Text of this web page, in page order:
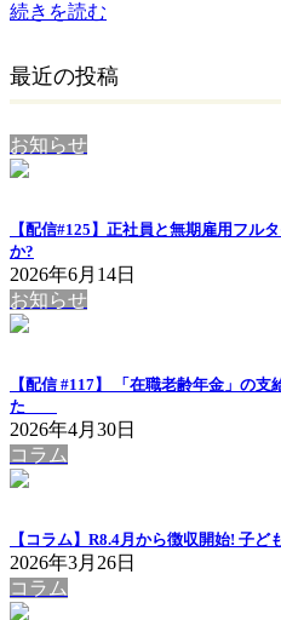
続きを読む
最近の投稿
お知らせ
【配信#125】正社員と無期雇用フル
か?
2026年6月14日
お知らせ
【配信 #117】 「在職老齢年金」の
た
2026年4月30日
コラム
【コラム】R8.4月から徴収開始! 子ど
2026年3月26日
コラム